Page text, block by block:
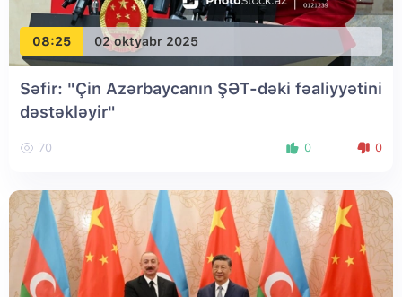
08:25 02 oktyabr 2025
Səfir: "Çin Azərbaycanın ŞƏT-dəki fəaliyyətini
dəstəkləyir"
70 0 0